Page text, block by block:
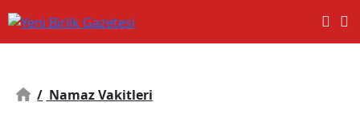
/ Namaz Vakitleri